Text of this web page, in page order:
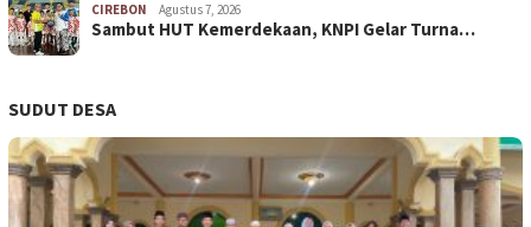
CIREBON Agustus 7, 2026
Sambut HUT Kemerdekaan, KNPI Gelar Turna…
SUDUT DESA